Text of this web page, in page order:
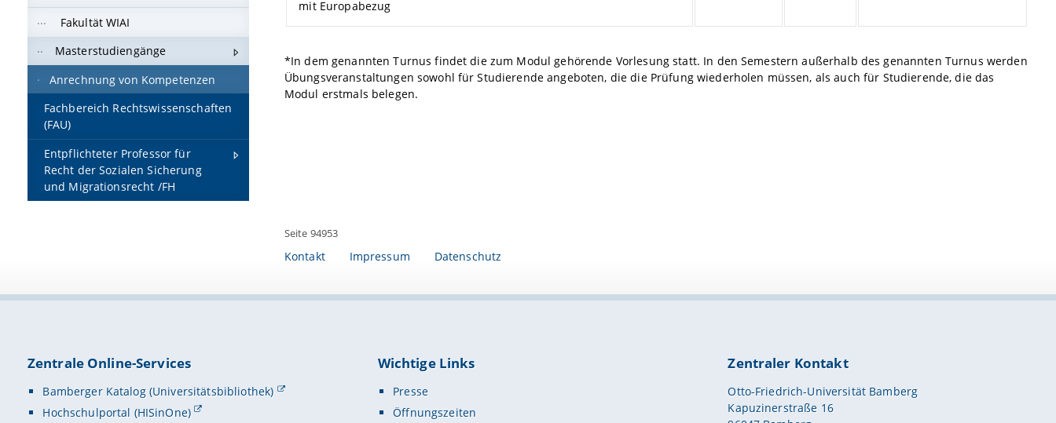
Fakultät WIAI
Masterstudiengänge
Anrechnung von Kompetenzen
Fachbereich Rechtswissenschaften
(FAU)
Entpflichteter Professor für
Recht der Sozialen Sicherung
und Migrationsrecht /FH
mit Europabezug
*In dem genannten Turnus findet die zum Modul gehörende Vorlesung statt. In den Semestern außerhalb des genannten Turnus werden
Übungsveranstaltungen sowohl für Studierende angeboten, die die Prüfung wiederholen müssen, als auch für Studierende, die das
Modul erstmals belegen.
Seite 94953
Kontakt Impressum Datenschutz
Zentrale Online-Services
Bamberger Katalog (Universitätsbibliothek)
Hochschulportal (HISinOne)
Wichtige Links
Presse
Öffnungszeiten
Zentraler Kontakt
Otto-Friedrich-Universität Bamberg
Kapuzinerstraße 16